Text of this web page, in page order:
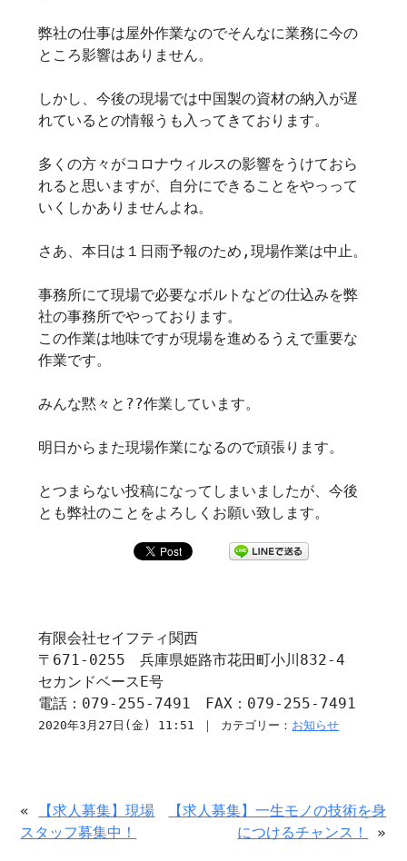
弊社の仕事は屋外作業なのでそんなに業務に今の
ところ影響はありません。
しかし、今後の現場では中国製の資材の納入が遅
れているとの情報うも入ってきております。
多くの方々がコロナウィルスの影響をうけておら
れると思いますが、自分にできることをやっって
いくしかありませんよね。
さあ、本日は１日雨予報のため,現場作業は中止。
事務所にて現場で必要なボルトなどの仕込みを弊
社の事務所でやっております。
この作業は地味ですが現場を進めるうえで重要な
作業です。
みんな黙々と??作業しています。
明日からまた現場作業になるので頑張ります。
とつまらない投稿になってしまいましたが、今後
とも弊社のことをよろしくお願い致します。
有限会社セイフティ関西
〒671-0255 兵庫県姫路市花田町小川832-4
セカンドベースE号
電話：079-255-7491 FAX：079-255-7491
2020年3月27日(金) 11:51 ｜ カテゴリー： お知らせ
«
【求人募集】現場
スタッフ募集中！
【求人募集】一生モノの技術を身
につけるチャンス！
»